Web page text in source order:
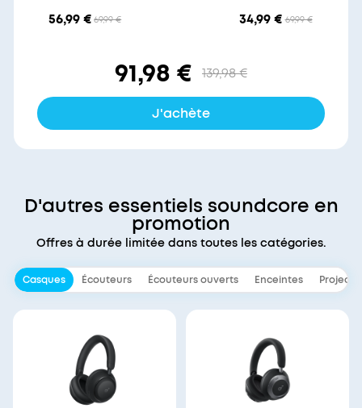
56,99 € 69,99 € 34,99 € 69,99 €
91,98 € 139,98 €
J'achète
D'autres essentiels soundcore en
promotion
Offres à durée limitée dans toutes les catégories.
Casques Écouteurs Écouteurs ouverts Enceintes